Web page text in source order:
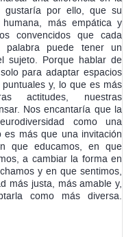
y, lo que es más
actitudes, nuestras
Nos encantaría que la
como una
es más que una invitación
que educamos, en que
a cambiar la forma en
y en que sentimos,
más justa, más amable y,
como más diversa.